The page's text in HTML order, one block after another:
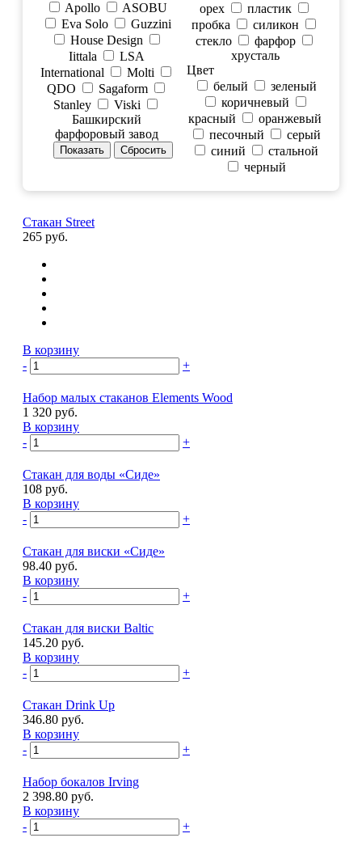
орех
пластик
пробка
силикон
стекло
фарфор
хрусталь
Apollo
ASOBU
Eva Solo
Guzzini
House Design
Iittala
LSA
International
Molti
QDO
Sagaform
Stanley
Viski
Башкирский
фарфоровый завод
Цвет
белый
зеленый
коричневый
красный
оранжевый
песочный
серый
синий
стальной
черный
Стакан Street
265 руб.
В корзину
-
+
Набор малых стаканов Elements Wood
1 320 руб.
В корзину
-
+
Стакан для воды «Сиде»
108 руб.
В корзину
-
+
Стакан для виски «Сиде»
98.40 руб.
В корзину
-
+
Стакан для виски Baltic
145.20 руб.
В корзину
-
+
Стакан Drink Up
346.80 руб.
В корзину
-
+
Набор бокалов Irving
2 398.80 руб.
В корзину
-
+